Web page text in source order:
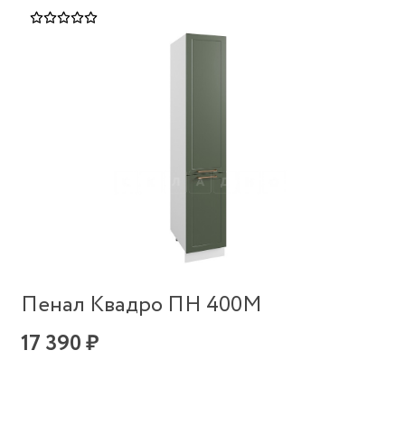
Пенал Квадро ПН 400М
17 390 ₽